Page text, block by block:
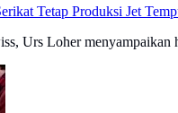
Tetap Produksi Jet
Urs Loher